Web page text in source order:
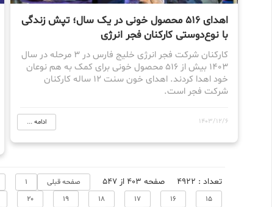
اهدای 516 محصول خونی در یک سال؛ تپش زندگی
با نوع‌دوستی کارکنان فجر انرژی
کارکنان شرکت فجر انرژی خلیج فارس در 3 مرحله در سال
1403 بیش از 516 محصول خونی برای کمک به هم نوعان
خود اهدا کردند. اهدای خون سنت 12 ساله کارکنان
شرکت فجر است.
1403/12/6 ادامه ...
تعداد : 4922 صفحه 403 از 547 صفحه قبلی 1
15
16
17
18
19
20